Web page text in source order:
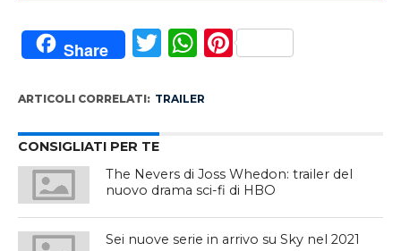
Share Twitter
WhatsApp
Pinterest
ARTICOLI CORRELATI: TRAILER
CONSIGLIATI PER TE
The Nevers di Joss Whedon: trailer del
nuovo drama sci-fi di HBO
Sei nuove serie in arrivo su Sky nel 2021